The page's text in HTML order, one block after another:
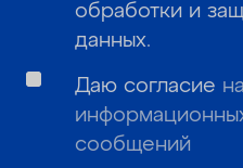
обработки и
данных.
Даю согласие
сообщений